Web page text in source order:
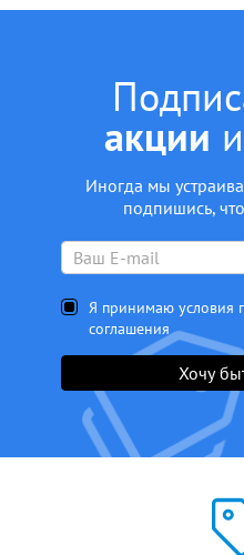
акции
Иногда мы
подпишись,
Я принимаю условия
соглашения
Хочу